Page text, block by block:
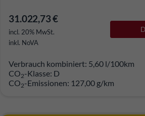
31.022,73 €
incl. 20% MwSt.
inkl. NoVA
Verbrauch kombiniert: 5,60 l/100km
CO2-Klasse: D
CO2-Emissionen: 127,00 g/km